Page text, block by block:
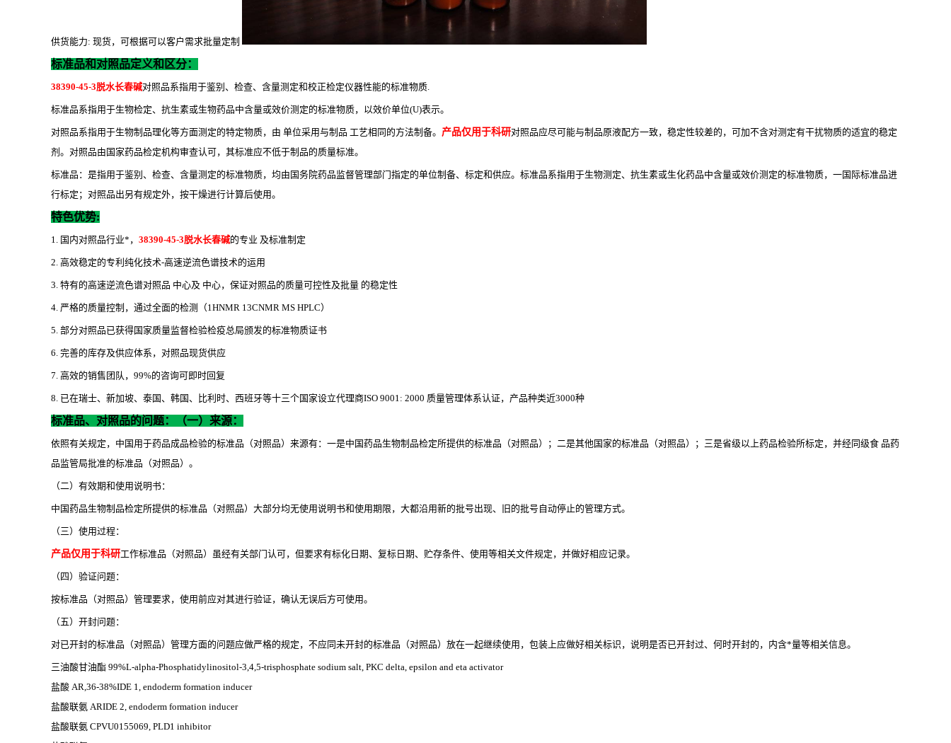
供货能力: 现货，可根据可以客户需求批量定制
标准品和对照品定义和区分：
38390-45-3脱水长春碱对照品系指用于鉴别、检查、含量测定和校正检定仪器性能的标准物质.
标准品系指用于生物检定、抗生素或生物药品中含量或效价测定的标准物质，以效价单位(U)表示。
对照品系指用于生物制品理化等方面测定的特定物质，由 单位采用与制品 工艺相同的方法制备。 产品仅用于科研对照品应尽可能与制品原液配方一致，稳定性较差的，可加不含对测定有干扰物质的适宜的稳定
剂。对照品由国家药品检定机构审查认可，其标准应不低于制品的质量标准。
标准品：是指用于鉴别、检查、含量测定的标准物质，均由国务院药品监督管理部门指定的单位制备、标定和供应。标准品系指用于生物测定、抗生素或生化药品中含量或效价测定的标准物质，一国际标准品进
行标定；对照品出另有规定外，按干燥进行计算后使用。
特色优势:
1. 国内对照品行业*， 38390-45-3脱水长春碱的专业 及标准制定
2. 高效稳定的专利纯化技术-高速逆流色谱技术的运用
3. 特有的高速逆流色谱对照品 中心及 中心，保证对照品的质量可控性及批量 的稳定性
4. 严格的质量控制，通过全面的检测（1HNMR 13CNMR MS HPLC）
5. 部分对照品已获得国家质量监督检验检疫总局颁发的标准物质证书
6. 完善的库存及供应体系，对照品现货供应
7. 高效的销售团队，99%的咨询可即时回复
8. 已在瑞士、新加坡、泰国、韩国、比利时、西班牙等十三个国家设立代理商ISO 9001: 2000 质量管理体系认证，产品种类近3000种
标准品、对照品的问题：（一）来源：
依照有关规定，中国用于药品成品检验的标准品（对照品）来源有：一是中国药品生物制品检定所提供的标准品（对照品）；二是其他国家的标准品（对照品）；三是省级以上药品检验所标定，并经同级食 品药
品监管局批准的标准品（对照品）。
（二）有效期和使用说明书：
中国药品生物制品检定所提供的标准品（对照品）大部分均无使用说明书和使用期限，大都沿用新的批号出现、旧的批号自动停止的管理方式。
（三）使用过程：
产品仅用于科研工作标准品（对照品）虽经有关部门认可，但要求有标化日期、复标日期、贮存条件、使用等相关文件规定，并做好相应记录。
（四）验证问题：
按标准品（对照品）管理要求，使用前应对其进行验证，确认无误后方可使用。
（五）开封问题：
对已开封的标准品（对照品）管理方面的问题应做严格的规定，不应同未开封的标准品（对照品）放在一起继续使用，包装上应做好相关标识，说明是否已开封过、何时开封的，内含*量等相关信息。
三油酸甘油酯 99%L-alpha-Phosphatidylinositol-3,4,5-trisphosphate sodium salt, PKC delta, epsilon and eta activator
盐酸 AR,36-38%IDE 1, endoderm formation inducer
盐酸联氨 ARIDE 2, endoderm formation inducer
盐酸联氨 CPVU0155069, PLD1 inhibitor